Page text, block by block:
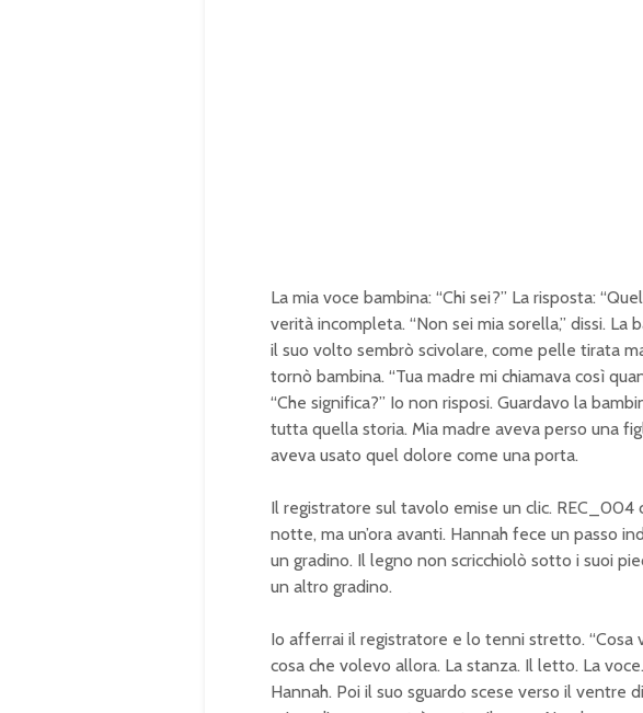
La mia voce bambina: “Chi sei?” La risposta:
verità incompleta. “Non sei mia sorella,” dissi.
il suo volto sembrò scivolare, come pelle tirata
tornò bambina. “Tua madre mi chiamava così
“Che significa?” Io non risposi. Guardavo la
tutta quella storia. Mia madre aveva perso una
aveva usato quel dolore come una porta.
Il registratore sul tavolo emise un clic. REC_004
notte, ma un’ora avanti. Hannah fece un passo
un gradino. Il legno non scricchiolò sotto i suoi
un altro gradino.
Io afferrai il registratore e lo tenni stretto. “Cosa
cosa che volevo allora. La stanza. Il letto. La
Hannah. Poi il suo sguardo scese verso il ventre